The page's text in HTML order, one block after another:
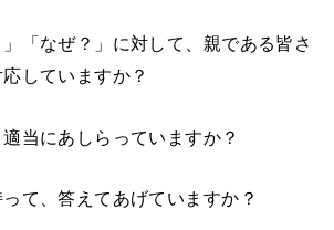
「なぜ？」に対して、親である皆さ
していますか？
当にあしらっていますか？
て、答えてあげていますか？